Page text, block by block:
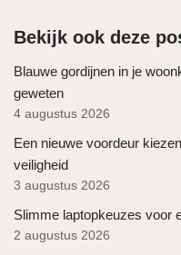
Bekijk ook deze
Blauwe gordijnen in je
geweten
4 augustus 2026
Een nieuwe voordeur
veiligheid
3 augustus 2026
Slimme laptopkeuzes voor
2 augustus 2026